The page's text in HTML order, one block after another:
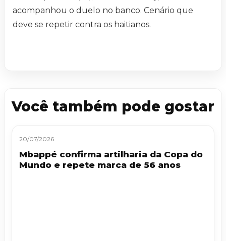
acompanhou o duelo no banco. Cenário que
deve se repetir contra os haitianos.
Você também pode gostar
20/07/2026
Mbappé confirma artilharia da Copa do
Mundo e repete marca de 56 anos